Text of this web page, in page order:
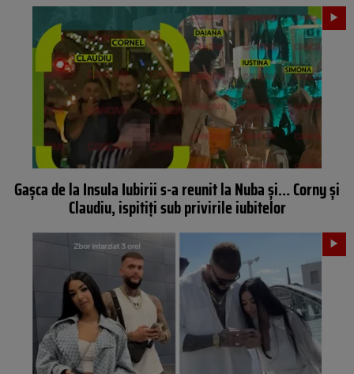
Gaşca de la Insula Iubirii s-a reunit la Nuba și… Corny şi
Claudiu, ispitiţi sub privirile iubitelor